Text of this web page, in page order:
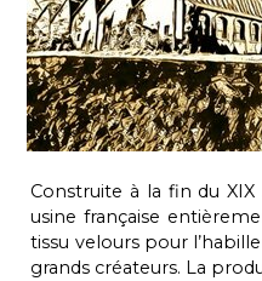
Construite à la fin du XIX
usine française
tissu velours pour
grands créateurs. La